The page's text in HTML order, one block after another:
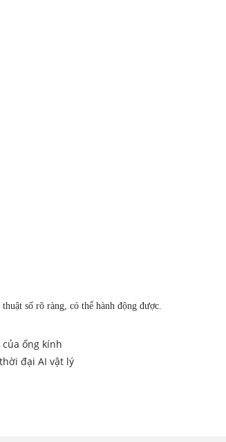
số rõ ràng, có thể hành động được.
ống kính
đại AI vật lý